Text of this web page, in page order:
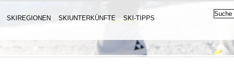
SKIREGIONEN SKIUNTERKÜNFTE SKI-TIPPS